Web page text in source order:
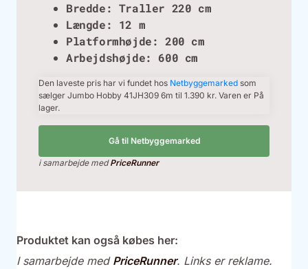
Bredde: Traller 220 cm
Længde: 12 m
Platformhøjde: 200 cm
Arbejdshøjde: 600 cm
Den laveste pris har vi fundet hos Netbyggemarked som
sælger Jumbo Hobby 41JH309 6m til 1.390 kr. Varen er På
lager.
Gå til Netbyggemarked
i samarbejde medPriceRunner
Produktet kan også købes her:
I samarbejde med PriceRunner. Links er reklame.